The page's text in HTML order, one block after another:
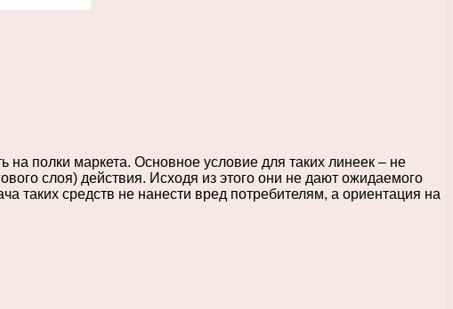
на полки маркета. Основное условие для таких линеек – не
слоя) действия. Исходя из этого они не дают ожидаемого
таких средств не нанести вред потребителям, а ориентация на